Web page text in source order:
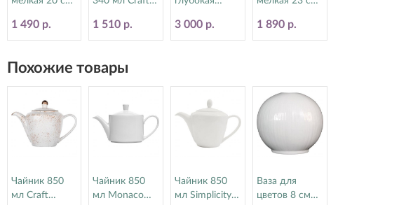
Steelite
(Стилайт)
1 490 р.
(Стилайт)
11300152
1 510 р.
Craft Blue
Steelite
3 000 р.
Steelite
(Стилайт)
1 890 р.
Похожие товары
Чайник 850
мл Craft
Чайник 850
мл Monaco
Чайник 850
мл Simplicity
Ваза для
цветов 8 см